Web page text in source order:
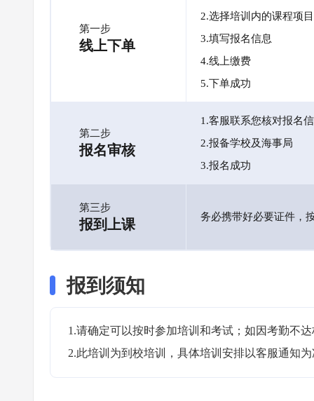
第一步
线上下单
2.选择培训内的课程项目
3.填写报名信息
4.线上缴费
5.下单成功
第二步
报名审核
1.客服联系您核对报名
2.报备学校及海事局
3.报名成功
第三步
报到上课 务必携带好必要证件，
报到须知
1.请确定可以按时参加培训和考试；如因考勤不
2.此培训为到校培训，具体培训安排以客服通知